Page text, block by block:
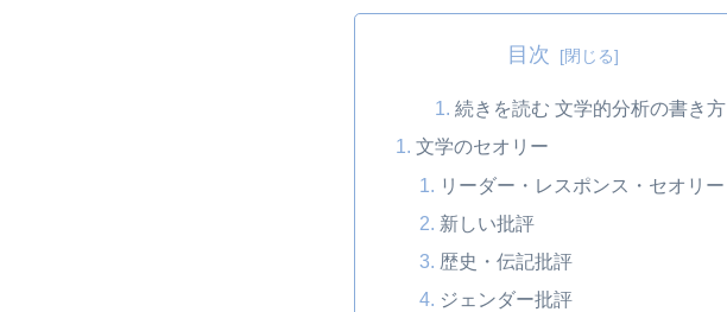
目次
続きを読む 文学的分析の書き方
文学のセオリー
リーダー・レスポンス・セオリー
新しい批評
歴史・伝記批評
ジェンダー批評